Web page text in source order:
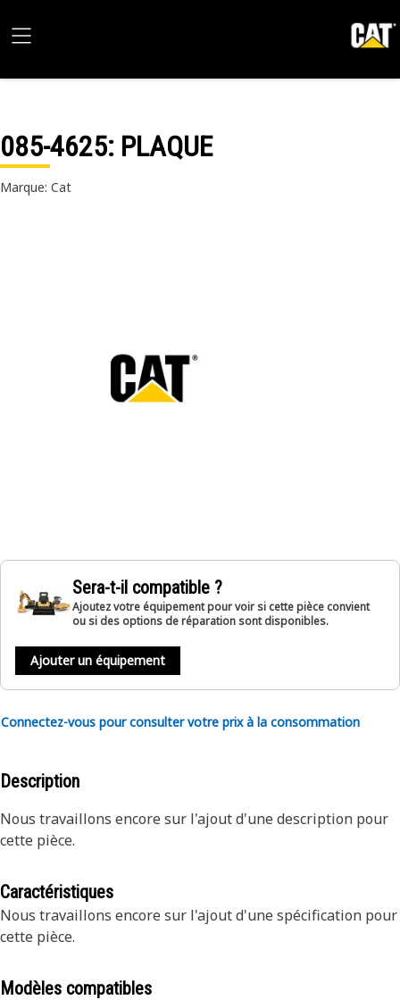
085-4625: PLAQUE
Marque: Cat
Sera-t-il compatible ?
Ajoutez votre équipement pour voir si cette pièce convient
ou si des options de réparation sont disponibles.
Ajouter un équipement
Connectez-vous pour consulter votre prix à la consommation
Description
Nous travaillons encore sur l'ajout d'une description pour
cette pièce.
Caractéristiques
Nous travaillons encore sur l'ajout d'une spécification pour
cette pièce.
Modèles compatibles